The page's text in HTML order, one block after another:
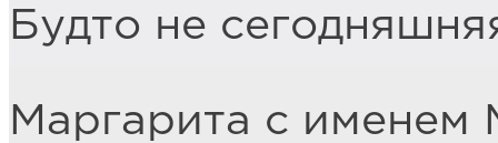
Будто не
Маргарита с именем